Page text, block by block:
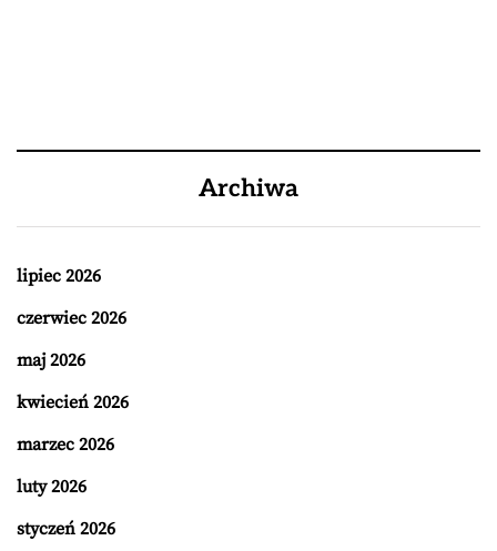
Archiwa
lipiec 2026
czerwiec 2026
maj 2026
kwiecień 2026
marzec 2026
luty 2026
styczeń 2026